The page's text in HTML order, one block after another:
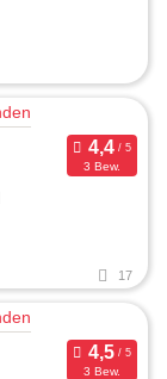
3 Bew.
17
3 Bew.